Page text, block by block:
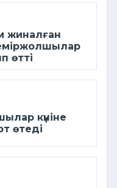
жиналған
өтті
күніне
өтеді